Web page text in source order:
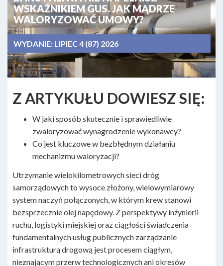
WSKAŹNIKIEM GUS. JAK MĄDRZE
WALORYZOWAĆ UMOWY?
WYDANIE: LIPIEC 4 (87) 2026
Z ARTYKUŁU DOWIESZ SIĘ:
W jaki sposób skutecznie i sprawiedliwie
zwaloryzować wynagrodzenie wykonawcy?
Co jest kluczowe w bezbłędnym działaniu
mechanizmu waloryzacji?
Utrzymanie wielokilometrowych sieci dróg
samorządowych to wysoce złożony, wielowymiarowy
system naczyń połączonych, w którym krew stanowi
bezsprzecznie olej napędowy. Z perspektywy inżynierii
ruchu, logistyki miejskiej oraz ciągłości świadczenia
fundamentalnych usług publicznych zarządzanie
infrastrukturą drogową jest procesem ciągłym,
nieznającym przerw technologicznych ani okresów